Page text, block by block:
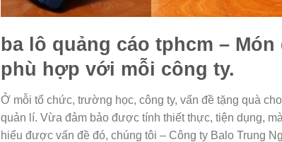
ba lô quảng cáo tphcm –
phù hợp với mỗi công ty.
Ở mỗi tổ chức, trường học, công ty, vấn đề tặng quà
quản lí. Vừa đảm bảo được tính thiết thực, tiện dụng,
hiểu được vấn đề đó, chúng tôi – Công ty Balo Trung